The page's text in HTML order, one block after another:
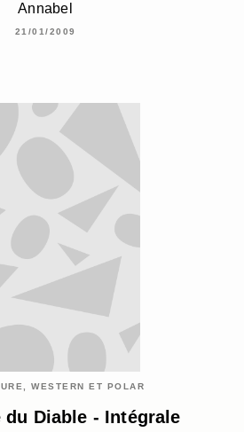
Annabel
21/01/2009
WESTERN ET POLAR
du Diable - Intégrale